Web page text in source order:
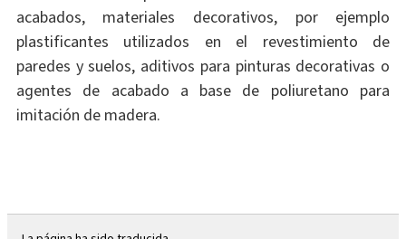
acabados, materiales decorativos, por ejemplo
plastificantes utilizados en el revestimiento de
paredes y suelos, aditivos para pinturas decorativas o
agentes de acabado a base de poliuretano para
imitación de madera.